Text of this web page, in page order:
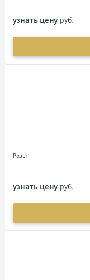
узнать цену руб.
Розы
узнать цену руб.